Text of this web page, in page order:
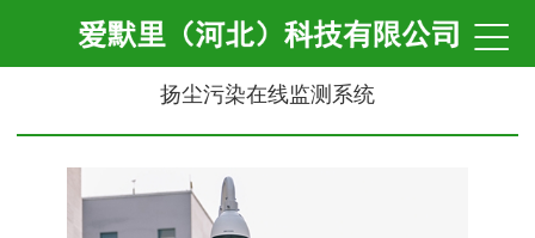

扬尘污染在线监测系统